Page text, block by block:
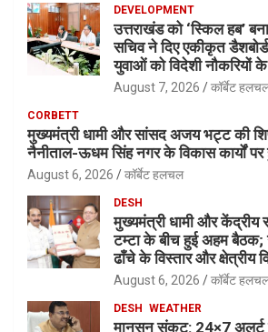
DEVELOPMENT
उत्तराखंड को ‘स्किल हब’
सचिव ने दिए एकीकृत
युवाओं को विदेशी नौकरियों के
August 7, 2026 कॉर्बेट
CORBETT
मुख्यमंत्री धामी और सांसद अजय भट्ट की
नैनीताल-ऊधम सिंह नगर के विकास कार्यों पर
August 6, 2026 कॉर्बेट हलचल
DESH
मुख्यमंत्री धामी और केंद्रीय
टम्टा के बीच हुई अहम
ढाँचे के विस्तार और क्षेत्रीय
August 6, 2026 कॉर्बेट
DESH WEATHER
मानसून संकट: 24×7 अलर्ट